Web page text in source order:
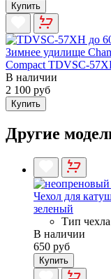
Купить
Зимнее удилище
Compact TDVSC-
В наличии
2 100 руб
Купить
Другие
Чехол для
зеленый
Тип
В наличии
650 руб
Купить